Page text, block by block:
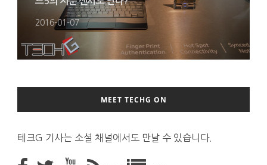
2016-01-07
MEET TECHG ON
테크G 기사는 소셜 채널에서도 만날 수 있습니다.